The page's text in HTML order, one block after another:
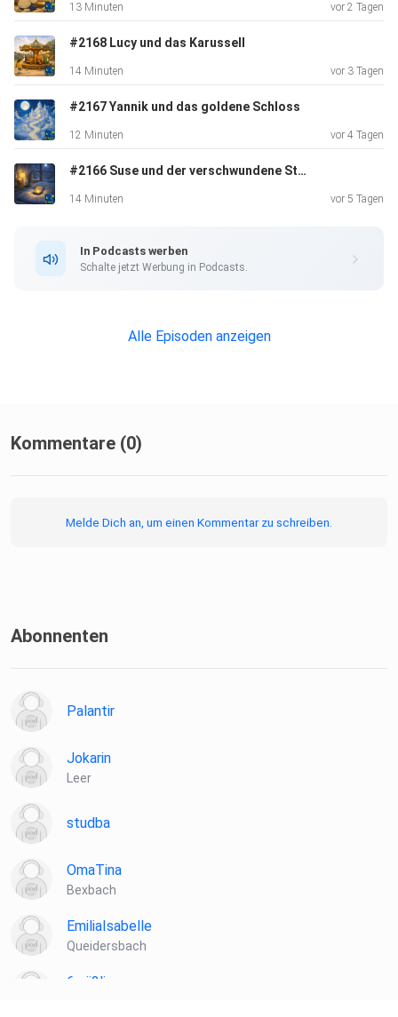
13 Minuten vor 2 Tagen
#2168 Lucy und das Karussell
14 Minuten vor 3 Tagen
#2167 Yannik und das goldene Schloss
12 Minuten vor 4 Tagen
#2166 Suse und der verschwundene Stern
14 Minuten vor 5 Tagen
In Podcasts werben
Schalte jetzt Werbung in Podcasts.
Alle Episoden anzeigen
Kommentare (0)
Melde Dich an, um einen Kommentar zu schreiben.
Abonnenten
Palantir
Jokarin
Leer
studba
OmaTina
Bexbach
EmiliaIsabelle
Queidersbach
6zrii2li